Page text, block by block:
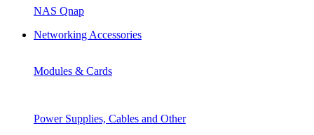
NAS Qnap
Networking Accessories
Modules & Cards
Power Supplies, Cables and Other